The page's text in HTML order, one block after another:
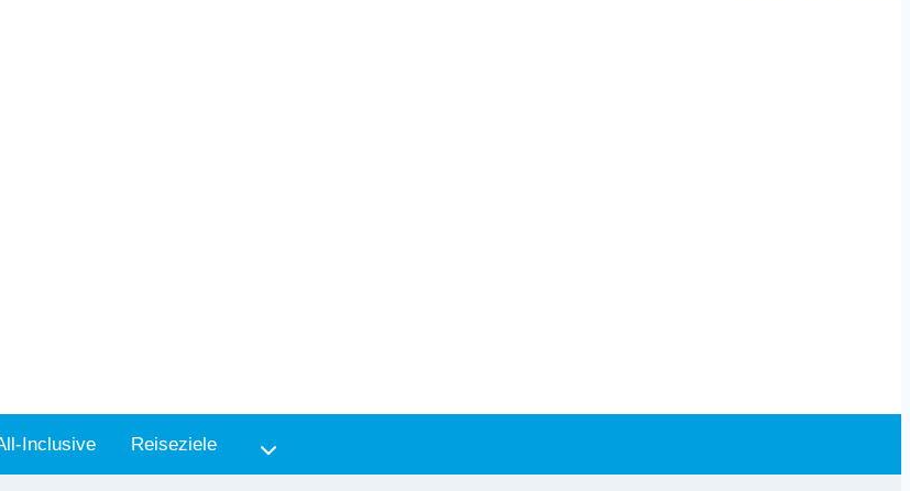
Inclusive Reiseziele